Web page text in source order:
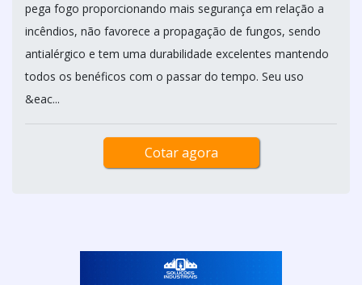
pega fogo proporcionando mais segurança em relação a
incêndios, não favorece a propagação de fungos, sendo
antialérgico e tem uma durabilidade excelentes mantendo
todos os benéficos com o passar do tempo. Seu uso
&eac...
Cotar agora